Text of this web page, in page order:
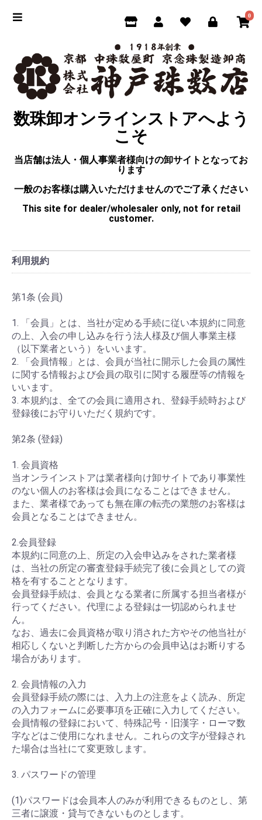
0
数珠卸オンラインストアへよう
こそ
当店舗は法人・個人事業者様向けの卸サイトとなってお
ります
一般のお客様は購入いただけませんのでご了承ください
This site for dealer/wholesaler only, not for retail
customer.
利用規約
第1条 (会員)
1. 「会員」とは、当社が定める手続に従い本規約に同意
の上、入会の申し込みを行う法人様及び個人事業主様
（以下業者という）をいいます。
2. 「会員情報」とは、会員が当社に開示した会員の属性
に関する情報および会員の取引に関する履歴等の情報を
いいます。
3. 本規約は、全ての会員に適用され、登録手続時および
登録後にお守りいただく規約です。
第2条 (登録)
1. 会員資格
当オンラインストアは業者様向け卸サイトであり事業性
のない個人のお客様は会員になることはできません。
また、業者様であっても無在庫の転売の業態のお客様は
会員となることはできません。
2.会員登録
本規約に同意の上、所定の入会申込みをされた業者様
は、当社の所定の審査登録手続完了後に会員としての資
格を有することとなります。
会員登録手続は、会員となる業者に所属する担当者様が
行ってください。代理による登録は一切認められませ
ん。
なお、過去に会員資格が取り消された方やその他当社が
相応しくないと判断した方からの会員申込はお断りする
場合があります。
2. 会員情報の入力
会員登録手続の際には、入力上の注意をよく読み、所定
の入力フォームに必要事項を正確に入力してください。
会員情報の登録において、特殊記号・旧漢字・ローマ数
字などはご使用になれません。これらの文字が登録され
た場合は当社にて変更致します。
3. パスワードの管理
(1)パスワードは会員本人のみが利用できるものとし、第
三者に譲渡・貸与できないものとします。